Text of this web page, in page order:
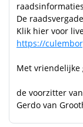
De
Klik hier voor
https://
Met vriendelijke
de voorzitter
Gerdo van